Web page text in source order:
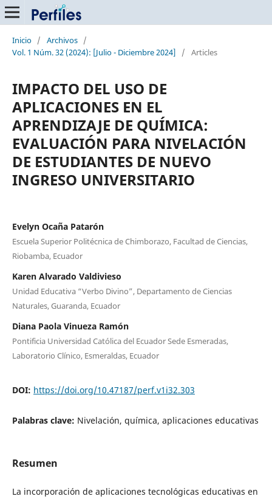
Inicio / Archivos /
Vol. 1 Núm. 32 (2024): [Julio - Diciembre 2024]
/ Articles
IMPACTO DEL USO DE
APLICACIONES EN EL
APRENDIZAJE DE QUÍMICA:
EVALUACIÓN PARA NIVELACIÓN
DE ESTUDIANTES DE NUEVO
INGRESO UNIVERSITARIO
Evelyn Ocaña Patarón
Escuela Superior Politécnica de Chimborazo, Facultad de Ciencias,
Riobamba, Ecuador
Karen Alvarado Valdivieso
Unidad Educativa “Verbo Divino”, Departamento de Ciencias
Naturales, Guaranda, Ecuador
Diana Paola Vinueza Ramón
Pontificia Universidad Católica del Ecuador Sede Esmeradas,
Laboratorio Clínico, Esmeraldas, Ecuador
DOI: https://doi.org/10.47187/perf.v1i32.303
Palabras clave: Nivelación, química, aplicaciones educativas
Resumen
La incorporación de aplicaciones tecnológicas educativas en